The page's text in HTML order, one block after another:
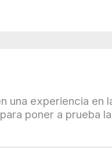
una experiencia en
poner a prueba la